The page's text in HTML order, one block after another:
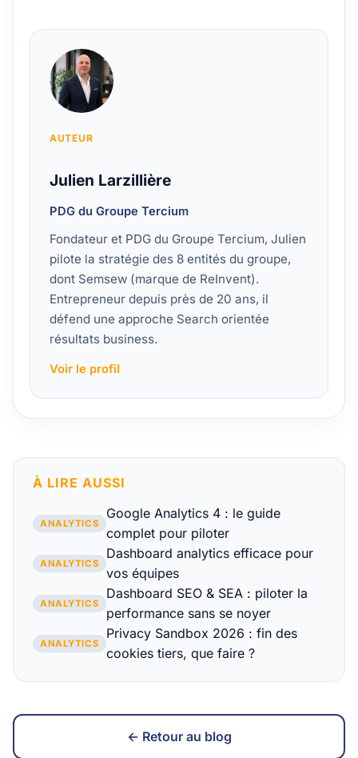
AUTEUR
Julien Larzillière
PDG du Groupe Tercium
Fondateur et PDG du Groupe Tercium, Julien
pilote la stratégie des 8 entités du groupe,
dont Semsew (marque de ReInvent).
Entrepreneur depuis près de 20 ans, il
défend une approche Search orientée
résultats business.
Voir le profil
À LIRE AUSSI
ANALYTICS
Google Analytics 4 : le guide
complet pour piloter
ANALYTICS
Dashboard analytics efficace pour
vos équipes
ANALYTICS
Dashboard SEO & SEA : piloter la
performance sans se noyer
ANALYTICS
Privacy Sandbox 2026 : fin des
cookies tiers, que faire ?
← Retour au blog